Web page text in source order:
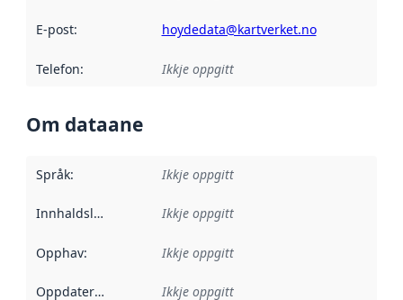
E-post: hoydedata@kartverket.no
Telefon: Ikkje oppgitt
Om dataane
Språk: Ikkje oppgitt
Innhaldsleverandørar :
Ikkje oppgitt
Opphav: Ikkje oppgitt
Oppdateringsfrekvens :
Ikkje oppgitt